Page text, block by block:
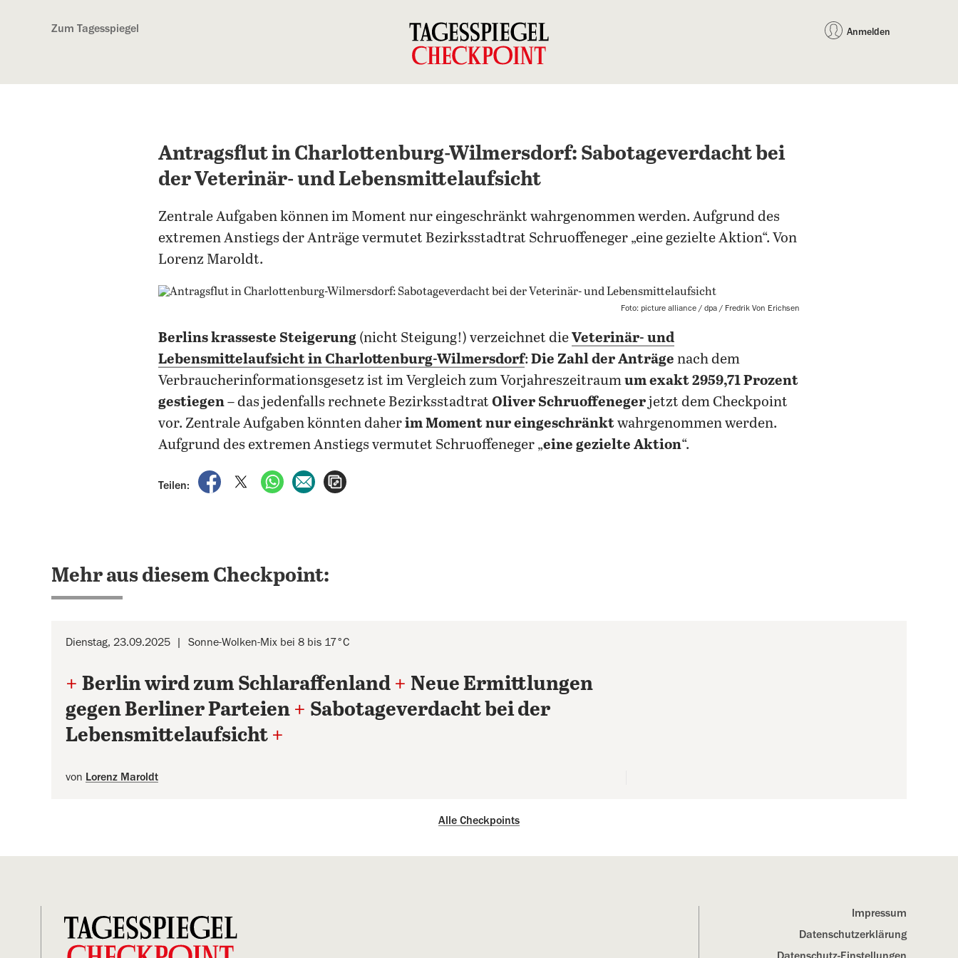
Zum Tagesspiegel Anmelden
Antragsflut in Charlottenburg-Wilmersdorf: Sabotageverdacht bei
der Veterinär- und Lebensmittelaufsicht
Zentrale Aufgaben können im Moment nur eingeschränkt wahrgenommen werden. Aufgrund des
extremen Anstiegs der Anträge vermutet Bezirksstadtrat Schruoffeneger „eine gezielte Aktion“. Von
Lorenz Maroldt.
Foto: picture alliance / dpa / Fredrik Von Erichsen
Berlins krasseste Steigerung (nicht Steigung!) verzeichnet dieVeterinär- und
Lebensmittelaufsicht in Charlottenburg-Wilmersdorf:Die Zahl der Anträge nach dem
Verbraucherinformationsgesetz ist im Vergleich zum Vorjahreszeitraumum exakt 2959,71 Prozent
gestiegen– das jedenfalls rechnete Bezirksstadtrat Oliver Schruoffenegerjetzt dem Checkpoint
vor. Zentrale Aufgaben könnten daherim Moment nur eingeschränktwahrgenommen werden.
Aufgrund des extremen Anstiegs vermutet Schruoffeneger „eine gezielte Aktion“.
Teilen:
auf Facebook teilen
auf X teilenper WhatsApp teilen
per E-Mail teilen
Mehr aus diesem Checkpoint:
Dienstag, 23.09.2025 Sonne-Wolken-Mix bei 8 bis 17°C
+ Berlin wird zum Schlaraffenland + Neue Ermittlungen
gegen Berliner Parteien + Sabotageverdacht bei der
Lebensmittelaufsicht +
von Lorenz Maroldt
Alle Checkpoints
Impressum
Datenschutz­erklärung
Datenschutz-Einstellungen